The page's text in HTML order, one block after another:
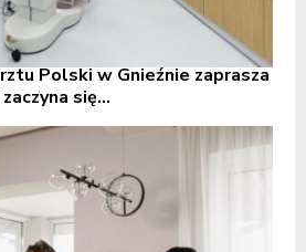
Polski w Gnieźnie zaprasza
się...